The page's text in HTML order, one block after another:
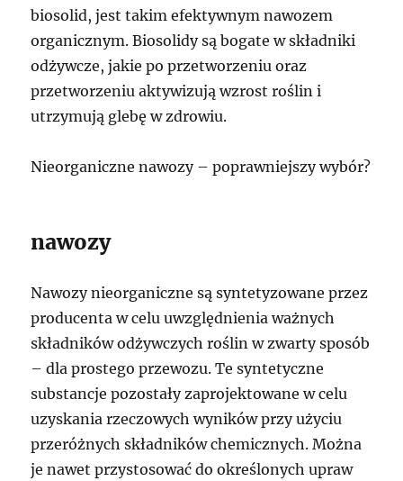
biosolid, jest takim efektywnym nawozem
organicznym. Biosolidy są bogate w składniki
odżywcze, jakie po przetworzeniu oraz
przetworzeniu aktywizują wzrost roślin i
utrzymują glebę w zdrowiu.
Nieorganiczne nawozy – poprawniejszy wybór?
nawozy
Nawozy nieorganiczne są syntetyzowane przez
producenta w celu uwzględnienia ważnych
składników odżywczych roślin w zwarty sposób
– dla prostego przewozu. Te syntetyczne
substancje pozostały zaprojektowane w celu
uzyskania rzeczowych wyników przy użyciu
przeróżnych składników chemicznych. Można
je nawet przystosować do określonych upraw